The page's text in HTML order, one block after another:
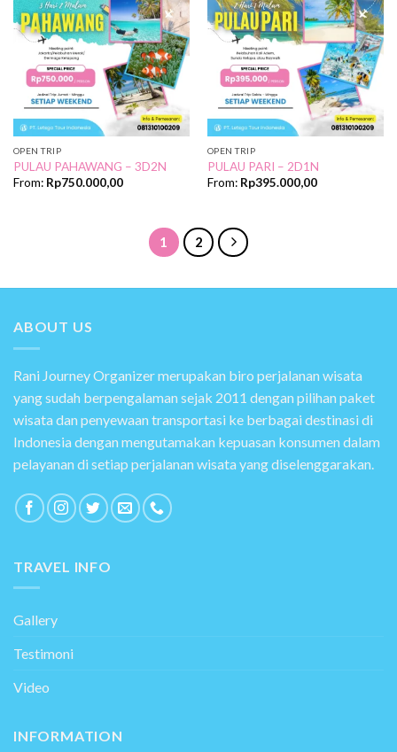
Add to
Wishlist
OPEN TRIP
PULAU PAHAWANG – 3D2N
From: Rp750.000,00
Add to
Wishlist
OPEN TRIP
PULAU PARI – 2D1N
From: Rp395.000,00
1 2
ABOUT US
Rani Journey Organizer merupakan biro perjalanan wisata
yang sudah berpengalaman sejak 2011 dengan pilihan paket
wisata dan penyewaan transportasi ke berbagai destinasi di
Indonesia dengan mengutamakan kepuasan konsumen dalam
pelayanan di setiap perjalanan wisata yang diselenggarakan.
TRAVEL INFO
Gallery
Testimoni
Video
INFORMATION